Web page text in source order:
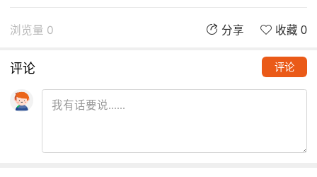
浏览量 0 分享 收藏 0
评论 评论